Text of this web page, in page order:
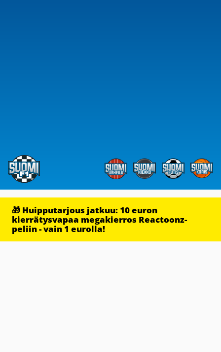
🎁 Huipputarjous jatkuu: 10 euron
kierrätysvapaa megakierros Reactoonz-
peliin - vain 1 eurolla!